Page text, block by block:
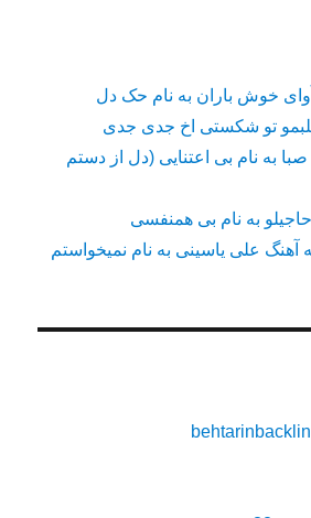
آوای خوش باران به نام حک دل
قلبمو تو شکستی اخ جدی جدی
صبا به نام بی اعتنایی (دل از دستم
به نام بی همنفسی
آهنگ علی یاسینی به نام نمیخواستم